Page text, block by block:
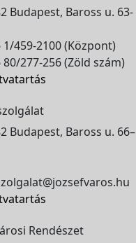
Budapest, Baross u. 63-
1/459-2100 (Központ)
80/277-256 (Zöld szám)
Budapest, Baross u. 66–
Rendészet